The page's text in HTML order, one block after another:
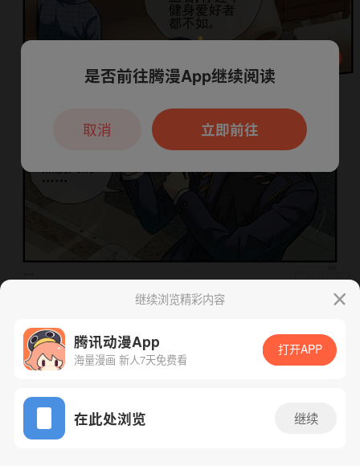
App免费看
下一话 腾漫App免费看
继续浏览精彩内容
腾讯动漫App
海量漫画 新人7天免费看
打开APP
在此处浏览 继续
本章节仅支持App阅读，可打开App新用
户7天免费看
是否前往腾漫App继续阅读
立即前往
取消